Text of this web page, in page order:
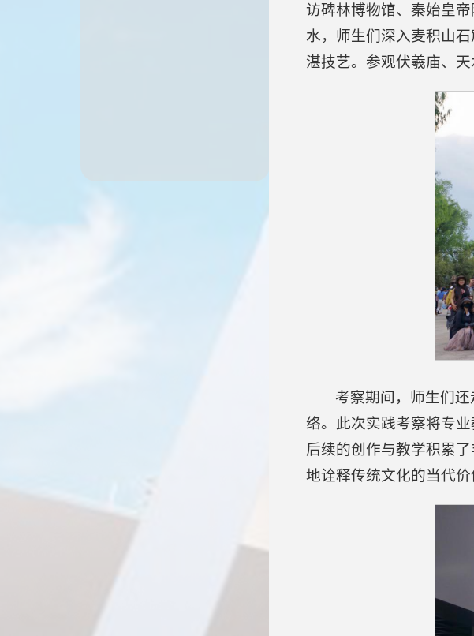
访碑林博物馆、秦始皇
水，师生们深入麦积山
湛技艺。参观伏羲庙、
考察期间，师生们
络。此次实践考察将专
后续的创作与教学积累
地诠释传统文化的当代价